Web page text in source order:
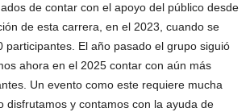
de contar con el apoyo del público desde
de esta carrera, en el 2023, cuando se
participantes. El año pasado el grupo siguió
ahora en el 2025 contar con aún más
Un evento como este requiere mucha
disfrutamos y contamos con la ayuda de